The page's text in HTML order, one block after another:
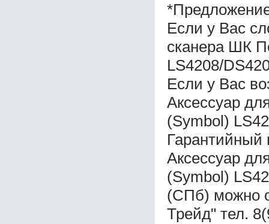
Если у Вас
сканера ШК
LS4208/
Если у Вас
Аксессуар
(Symbol)
Гарантийный
Аксессуар
(Symbol)
(СПб) можно
Трейд" тел.